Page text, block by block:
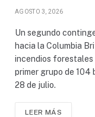
AGOSTO 3, 2026
Un segundo
hacia la Columbia
incendios forestales
primer grupo de 104
28 de julio.
LEER MÁS